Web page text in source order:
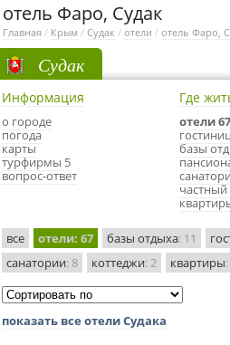
отель Фаро, Судак
Главная / Крым / Судак / отели / отель Фаро,
Судак
Информация
о городе
погода
карты
турфирмы 5
вопрос-ответ
Где
отели 67
базы
частный
все отели: 67 базы отдыха: 11
санатории: 8 коттеджи: 2 квартиры
показать все отели Судака